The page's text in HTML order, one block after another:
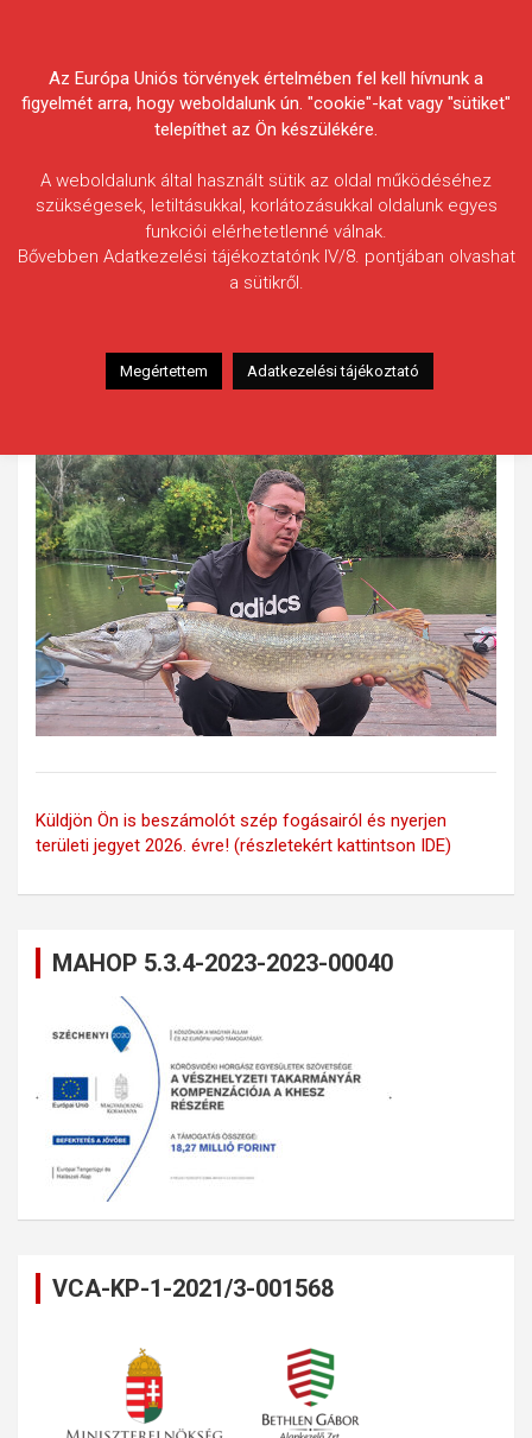
Egyesületek Szövetsége
Tóth Márk
Halfaj: Csuka
Fogott hal adatai: 6,5 kg
Küldjön Ön is beszámolót szép fogásairól és nyerjen
területi jegyet 2026. évre! (részletekért kattintson IDE)
MAHOP 5.3.4-2023-2023-00040
VCA-KP-1-2021/3-001568
Az Európa Uniós törvények értelmében fel kell hívnunk a
figyelmét arra, hogy weboldalunk ún. "cookie"-kat vagy "sütiket"
telepíthet az Ön készülékére.
A weboldalunk által használt sütik az oldal működéséhez
szükségesek, letiltásukkal, korlátozásukkal oldalunk egyes
funkciói elérhetetlenné válnak.
Bővebben Adatkezelési tájékoztatónk IV/8. pontjában olvashat
a sütikről.
Megértettem Adatkezelési tájékoztató